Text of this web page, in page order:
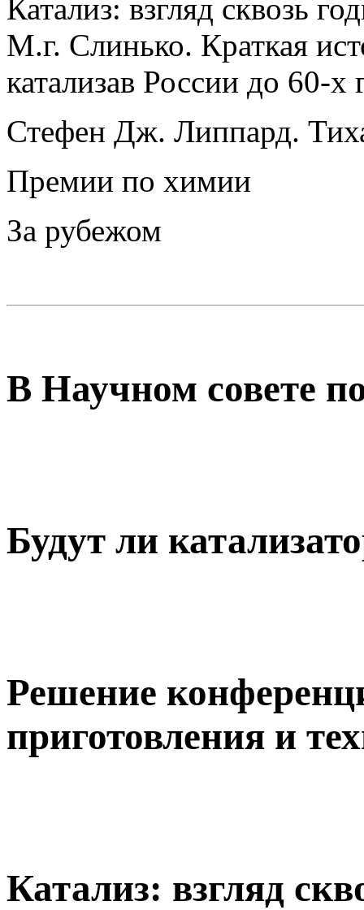
Катализ: взгляд сквозь
М.г. Слинько. Краткая
катализав России до 60-х
Стефен Дж. Липпард.
Премии по химии
За рубежом
В Научном совете
Будут ли
Решение
приготовления и
Катализ: взгляд